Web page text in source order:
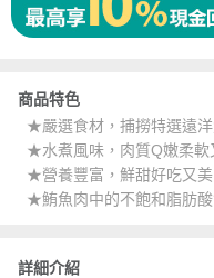
商品特色
★嚴選食材，捕撈特選遠
★水煮風味，肉質Q嫩柔軟
★營養豐富，鮮甜好吃又
★鮪魚肉中的不飽和脂肪酸
詳細介紹